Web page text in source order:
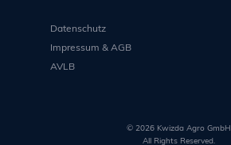
Datenschutz
Impressum & AGB
AVLB
© 2026 Kwizda Agro GmbH
All Rights Reserved.